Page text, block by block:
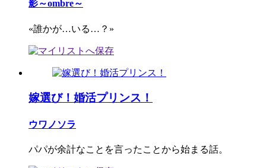
影～ombre～
«誰かが…いる…？»
嫁選び！婚活プリンス！
ウワノソラ
パパが余計なことを言ったことから始まる話。